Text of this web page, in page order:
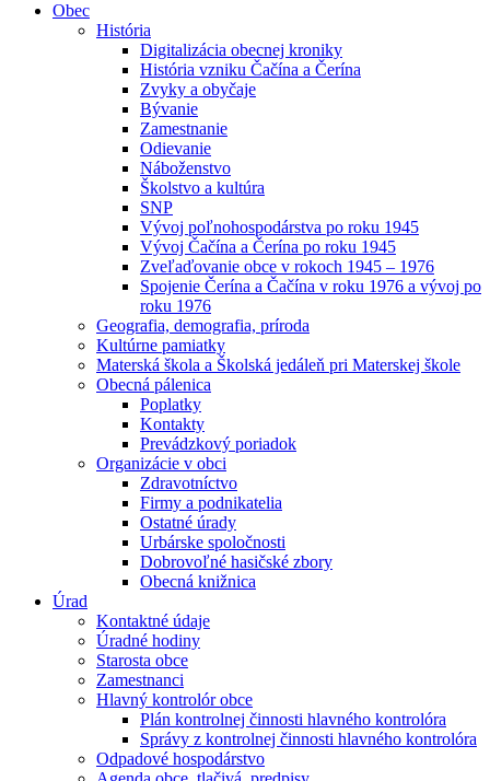
Obec
História
Digitalizácia obecnej kroniky
História vzniku Čačína a Čerína
Zvyky a obyčaje
Bývanie
Zamestnanie
Odievanie
Náboženstvo
Školstvo a kultúra
SNP
Vývoj poľnohospodárstva po roku 1945
Vývoj Čačína a Čerína po roku 1945
Zveľaďovanie obce v rokoch 1945 – 1976
Spojenie Čerína a Čačína v roku 1976 a vývoj po
roku 1976
Geografia, demografia, príroda
Kultúrne pamiatky
Materská škola a Školská jedáleň pri Materskej škole
Obecná pálenica
Poplatky
Kontakty
Prevádzkový poriadok
Organizácie v obci
Zdravotníctvo
Firmy a podnikatelia
Ostatné úrady
Urbárske spoločnosti
Dobrovoľné hasičské zbory
Obecná knižnica
Úrad
Kontaktné údaje
Úradné hodiny
Starosta obce
Zamestnanci
Hlavný kontrolór obce
Plán kontrolnej činnosti hlavného kontrolóra
Správy z kontrolnej činnosti hlavného kontrolóra
Odpadové hospodárstvo